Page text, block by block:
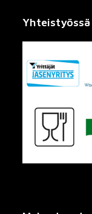
Yhteistyössä